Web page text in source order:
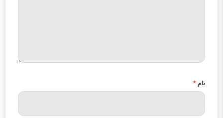
ایمیل*